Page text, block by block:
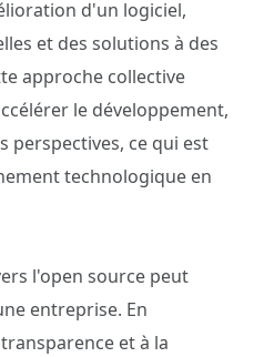
d'un logiciel,
et des solutions à des
approche collective
le développement,
perspectives, ce qui est
technologique en
l'open source peut
entreprise. En
et à la